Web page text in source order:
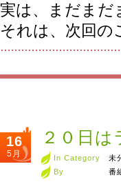
実は、まだまだ
それは、次回の
16
5月
２０日
In Category
未
By
番